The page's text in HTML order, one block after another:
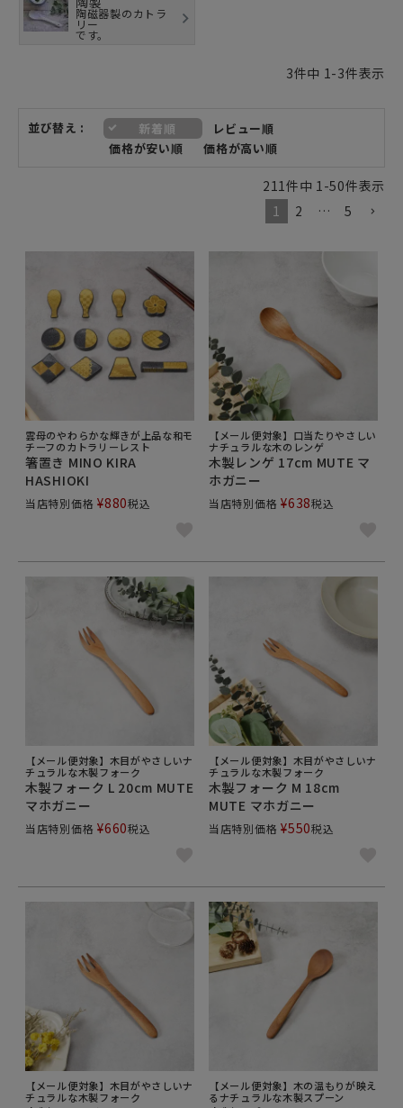
陶磁器製のカトラ
リー
です。
3件中 1-3件表示
並び替え 新着順
レビュー順
価格が安い順
価格が高い順
211件中 1-50件表示
1
2 … 5
雲母のやわらかな輝きが上品な和モ
チーフのカトラリーレスト
箸置き MINO KIRA
HASHIOKI
当店特別価格 ¥880税込
【メール便対象】口当たりやさしい
ナチュラルな木のレンゲ
木製レンゲ 17cm MUTE マ
ホガニー
当店特別価格 ¥638税込
【メール便対象】木目がやさしいナ
チュラルな木製フォーク
木製フォーク L 20cm MUTE
マホガニー
当店特別価格 ¥660税込
【メール便対象】木目がやさしいナ
チュラルな木製フォーク
木製フォーク M 18cm
MUTE マホガニー
当店特別価格 ¥550税込
【メール便対象】木目がやさしいナ
チュラルな木製フォーク
【メール便対象】木の温もりが映え
るナチュラルな木製スプーン